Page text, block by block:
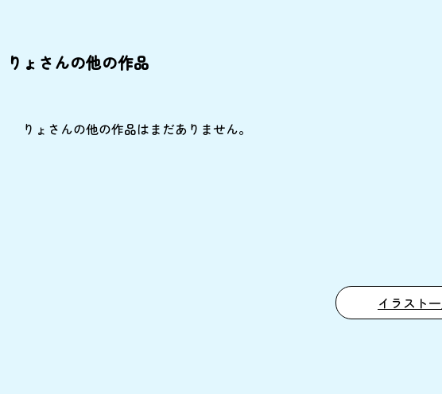
りょさんの他の作品
りょさんの他の作品はまだありません。
イラスト